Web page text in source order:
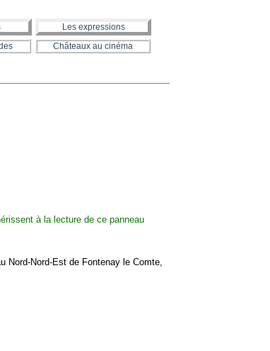
Les expressions
Châteaux au cinéma
Nord-Est de Fontenay le Comte,